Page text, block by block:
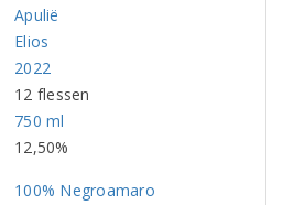
Apulië
Elios
2022
12 flessen
750 ml
12,50%
100% Negroamaro